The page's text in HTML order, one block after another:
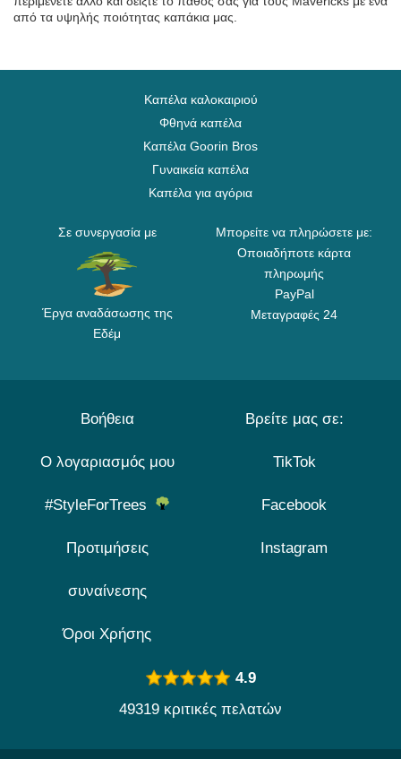
από τα υψηλής ποιότητας καπάκια μας.
Καπέλα καλοκαιριού
Φθηνά καπέλα
Καπέλα Goorin Bros
Γυναικεία καπέλα
Καπέλα για αγόρια
Σε συνεργασία με
Έργα αναδάσωσης της
Εδέμ
Μπορείτε να πληρώσετε με:
Οποιαδήποτε κάρτα
πληρωμής
PayPal
Μεταγραφές 24
Βοήθεια
Ο λογαριασμός μου
#StyleForTrees
Προτιμήσεις
συναίνεσης
Όροι Χρήσης
Βρείτε μας σε:
TikTok
Facebook
Instagram
4.9
49319 κριτικές πελατών